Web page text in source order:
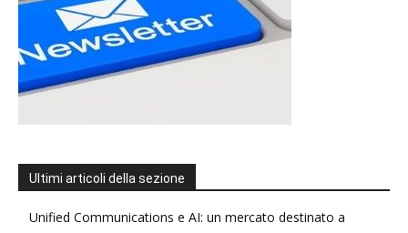
Ultimi articoli della sezione
Unified Communications e AI: un mercato destinato a